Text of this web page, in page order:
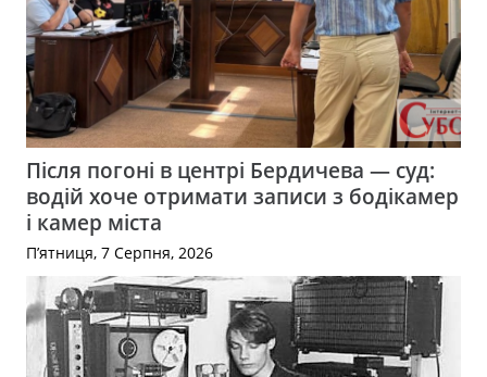
Після погоні в центрі Бердичева — суд:
водій хоче отримати записи з бодікамер
і камер міста
П’ятниця, 7 Серпня, 2026